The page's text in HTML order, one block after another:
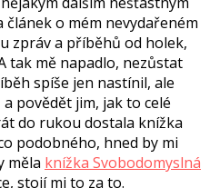
článek o mém nevydařeném
zpráv a příběhů od holek,
tak mě napadlo, nezůstat
spíše jen nastínil, ale
povědět jim, jak to celé
do rukou dostala knížka
podobného, hned by mi
měla knížka Svobodomyslná
stojí mi to za to.